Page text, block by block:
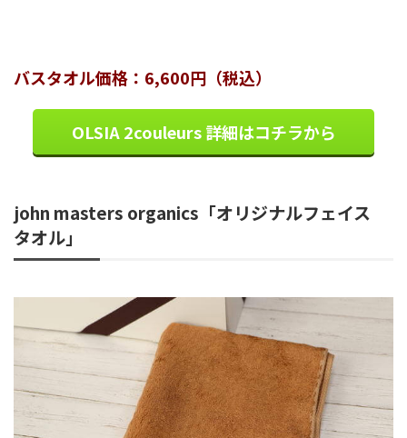
バスタオル価格：6,600円（税込）
OLSIA 2couleurs 詳細はコチラから
john masters organics「オリジナルフェイス
タオル」